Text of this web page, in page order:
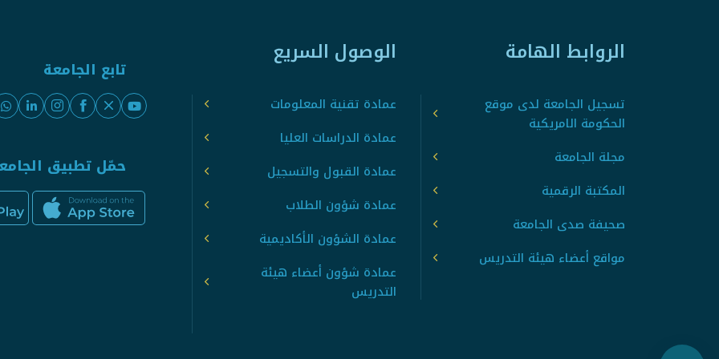
الروابط الهامة
تسجيل الجامعة لدى موقع
الحكومة الامريكية
مجلة الجامعة
المكتبة الرقمية
صحيفة صدى الجامعة
مواقع أعضاء هيئة التدريس
الوصول السريع
عمادة تقنية المعلومات
عمادة الدراسات العليا
عمادة القبول والتسجيل
عمادة شؤون الطلاب
عمادة الشؤون الأكاديمية
عمادة شؤون أعضاء هيئة
التدريس
تابع الجامعة
حمّل تطبيق